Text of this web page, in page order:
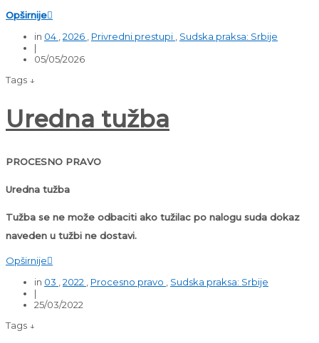
Opširnije
in 04 2026 Privredni prestupi
Sudska praksa: Srbije
|
05/05/2026
Tags ↓
Uredna tužba
PROCESNO PRAVO
Uredna tužba
Tužba se ne može odbaciti ako tužilac po nalogu suda dokaz
naveden u tužbi ne dostavi.
Opširnije
in 03 ,2022 , Procesno pravo , Sudska praksa: Srbije
|
25/03/2022
Tags ↓